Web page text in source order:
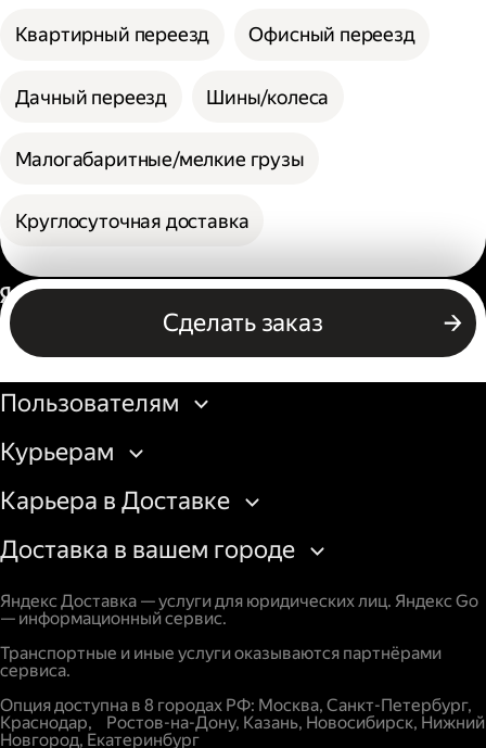
Квартирный переезд Офисный переезд
Дачный переезд Шины/колеса
Малогабаритные/мелкие грузы
Круглосуточная доставка
Сделать заказ
Россия
Бизнесу
Пользователям
Курьерам
Карьера в Доставке
Доставка в вашем городе
Яндекс Доставка — услуги для юридических лиц. Яндекс Go
— информационный сервис.
Транспортные и иные услуги оказываются партнёрами
сервиса.
Опция доступна в 8 городах РФ: Москва, Санкт-Петербург,
Краснодар, Ростов-на-Дону, Казань, Новосибирск, Нижний
Новгород, Екатеринбург